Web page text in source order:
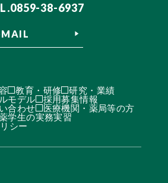
38-6937
MAIL
教育・研修
研究・業績
モデル
採用募集情報
合わせ
医療機関・薬局等の方
学生の実務実習
シー